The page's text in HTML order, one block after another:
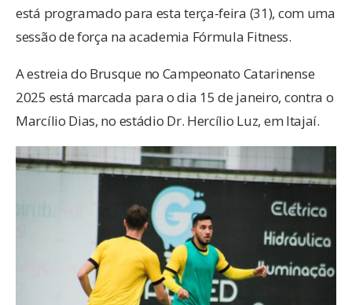
está programado para esta terça-feira (31), com uma
sessão de força na academia Fórmula Fitness.
A estreia do Brusque no Campeonato Catarinense
2025 está marcada para o dia 15 de janeiro, contra o
Marcílio Dias, no estádio Dr. Hercílio Luz, em Itajaí.